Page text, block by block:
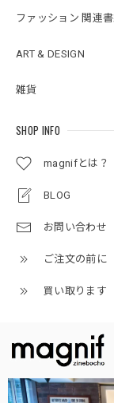
ファッション 関連
ART & DESIGN
雑貨
SHOP INFO
magnifとは？
BLOG
お問い合わせ
ご注文の前に
買い取ります